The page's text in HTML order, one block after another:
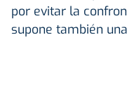
por evitar la
supone también